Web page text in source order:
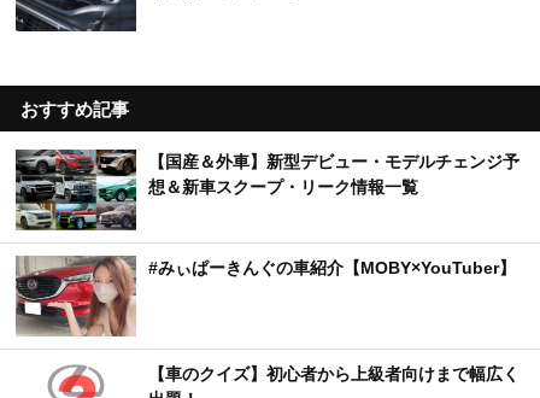
おすすめ記事
【国産＆外車】新型デビュー・モデルチェンジ予
想＆新車スクープ・リーク情報一覧
#みぃぱーきんぐの車紹介【MOBY×YouTuber】
【車のクイズ】初心者から上級者向けまで幅広く